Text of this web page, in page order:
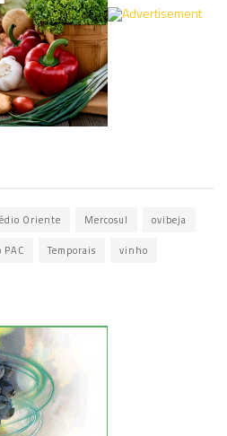
Oriente Mercosul ovibeja
Temporais vinho